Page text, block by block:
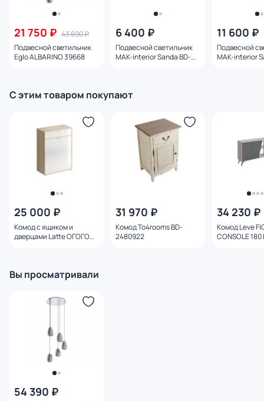
21 750 ₽ 43 690 ₽
Подвесной светильник
Eglo ALBARINO 39668
6 400 ₽
Подвесной светильник
MAK-interior Sanda BD-
11 600 ₽
Подвесной
MAK-interior
С этим товаром покупают
25 000 ₽
Комод с ящиком и
дверцами Latte ОГОГО
31 970 ₽
Комод To4rooms BD-
2480922
34 230 ₽
Комод Leve
CONSOLE
Вы просматривали
54 390 ₽